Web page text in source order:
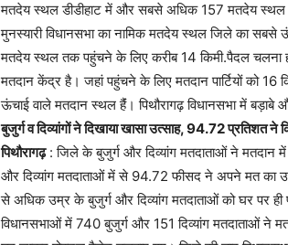
मतदेय स्थल डीडीहाट में और सबसे अधिक 157 मतदेय स्थल
मुनस्यारी विधानसभा का नामिक मतदेय स्थल जिले का सबसे
मतदेय स्थल तक पहुंचने के लिए करीब 14 किमी.पैदल चलना
मतदान केंद्र है। जहां पहुंचने के लिए मतदान पार्टियों को 16
ऊंचाई वाले मतदान स्थल हैंं। पिथौरागढ़ विधानसभा में बड़ाबे
बुजुर्ग व दिव्यांगों ने दिखाया खासा उत्साह, 94.72 प्रतिशत ने
पिथौरागढ़: जिले के बुजुर्ग और दिव्यांग मतदाताओं ने मतदान
और दिव्यांग मतदाताओं में से 94.72 फीसद ने अपने मत का
से अधिक उम्र के बुजुर्ग और दिव्यांग मतदाताओं को घर पर
विधानसभाओं में 740 बुजुर्ग और 151 दिव्यांग मतदाताओं ने